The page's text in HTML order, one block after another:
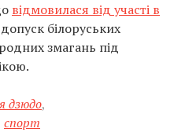
відмовилася від участі в
білоруських
змагань під
дзюдо,
спорт